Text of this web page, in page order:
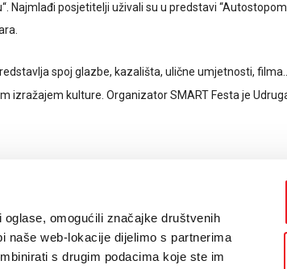
omogućili značajke društvenih
naše web-lokacije dijelimo s partnerima
s drugim podacima koje ste im
Najmlađi posjetitelji uživali su u predstavi
spoj glazbe, kazališta, ulične umjetnosti,
izražajem kulture. Organizator SMART Festa je